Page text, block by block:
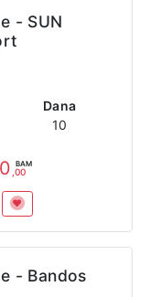
Dana
10
- SUN
BAM
,00
- Bandos